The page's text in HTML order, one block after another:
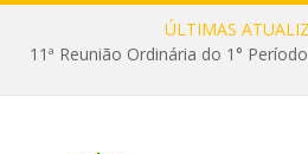
ÚLTIMAS